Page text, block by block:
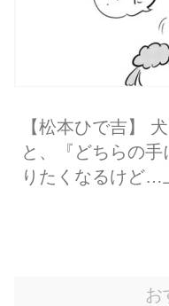
【松本ひで吉】
と、『どちらの
りたくなるけど…
お